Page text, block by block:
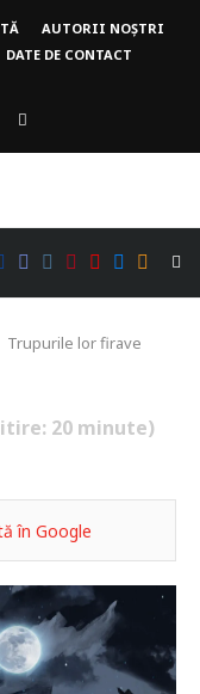
AUTORII NOȘTRI
DATE DE CONTACT
Trupurile lor firave
20 minute)
în Google